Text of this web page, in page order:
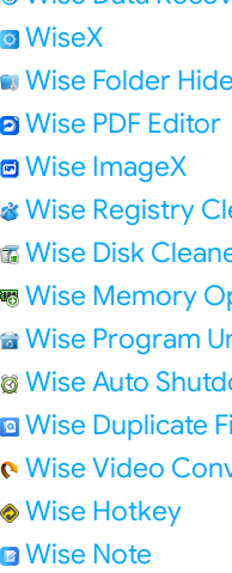
WiseX
Wise Folder
Wise PDF Editor
Wise ImageX
Wise Registry
Wise Disk
Wise Memory
Wise Program
Wise Auto
Wise Duplicate
Wise Video
Wise Hotkey
Wise Note